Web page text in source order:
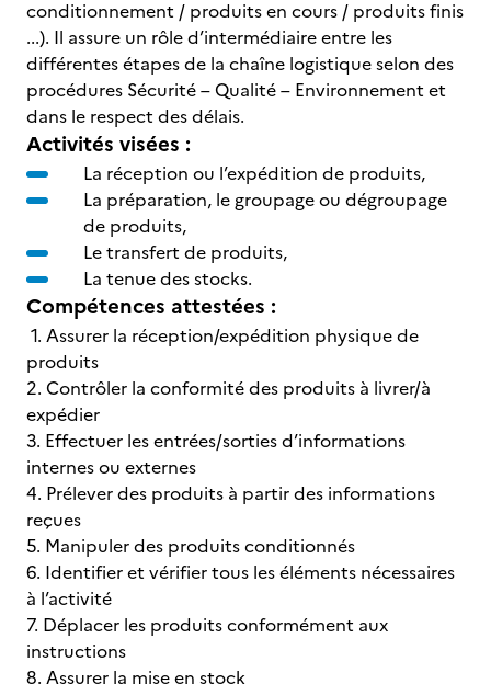
conditionnement / produits en cours / produits finis
...). Il assure un rôle d’intermédiaire entre les
différentes étapes de la chaîne logistique selon des
procédures Sécurité – Qualité – Environnement et
dans le respect des délais.
Activités visées :
La réception ou l’expédition de produits,
La préparation, le groupage ou dégroupage
de produits,
Le transfert de produits,
La tenue des stocks.
Compétences attestées :
1. Assurer la réception/expédition physique de
produits
2. Contrôler la conformité des produits à livrer/à
expédier
3. Effectuer les entrées/sorties d’informations
internes ou externes
4. Prélever des produits à partir des informations
reçues
5. Manipuler des produits conditionnés
6. Identifier et vérifier tous les éléments nécessaires
à l’activité
7. Déplacer les produits conformément aux
instructions
8. Assurer la mise en stock